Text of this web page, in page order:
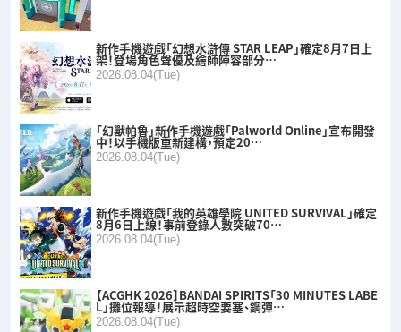
新作手機遊戲「幻想水滸傳 STAR LEAP」確定8月7日上
架！登場角色聲優及繪師陣容部分…
2026.08.04(Tue)
「幻獸帕魯」新作手機遊戲「Palworld Online」宣布開發
中！以手機版重新建構，預定20…
2026.08.04(Tue)
新作手機遊戲「我的英雄學院 UNITED SURVIVAL」確定
8月6日上線！事前登錄人數突破70…
2026.08.04(Tue)
【ACGHK 2026】BANDAI SPIRITS「30 MINUTES LABE
L」攤位報導！展示超時空要塞、鋼彈…
2026.08.04(Tue)